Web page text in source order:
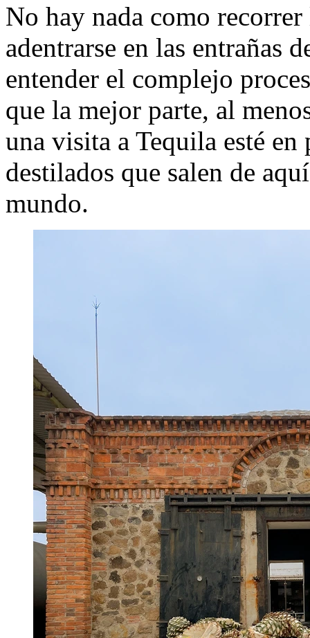
No hay nada como
adentrarse en las entrañas
entender el complejo
que la mejor parte, al
una visita a Tequila esté
destilados que salen de
mundo.